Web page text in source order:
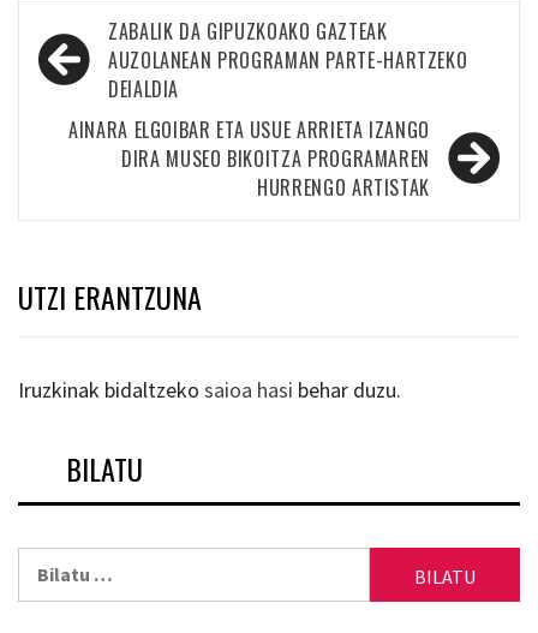
Bidalketetan
zehar
nabigatu
ZABALIK DA GIPUZKOAKO GAZTEAK
AUZOLANEAN PROGRAMAN PARTE-HARTZEKO
DEIALDIA
AINARA ELGOIBAR ETA USUE ARRIETA IZANGO
DIRA MUSEO BIKOITZA PROGRAMAREN
HURRENGO ARTISTAK
UTZI ERANTZUNA
Iruzkinak bidaltzeko saioa hasi behar duzu.
BILATU